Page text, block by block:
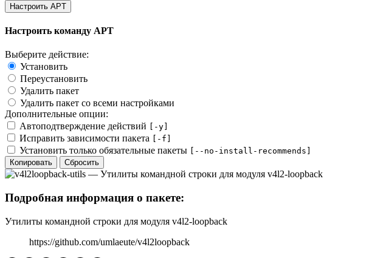
Настроить APT
Настроить команду APT
Выберите действие:
Установить
Переустановить
Удалить пакет
Удалить пакет со всеми настройками
Дополнительные опции:
Автоподтверждение действий
[-y]
Исправить зависимости пакета [-f]
Установить только обязательные пакеты
[--no-install-recommends]
Копировать
Сбросить
Подробная информация о пакете:
Утилиты командной строки для модуля v4l2-loopback
https://github.com/umlaeute/v4l2loopback